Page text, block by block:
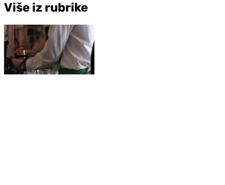
Više iz rubrike